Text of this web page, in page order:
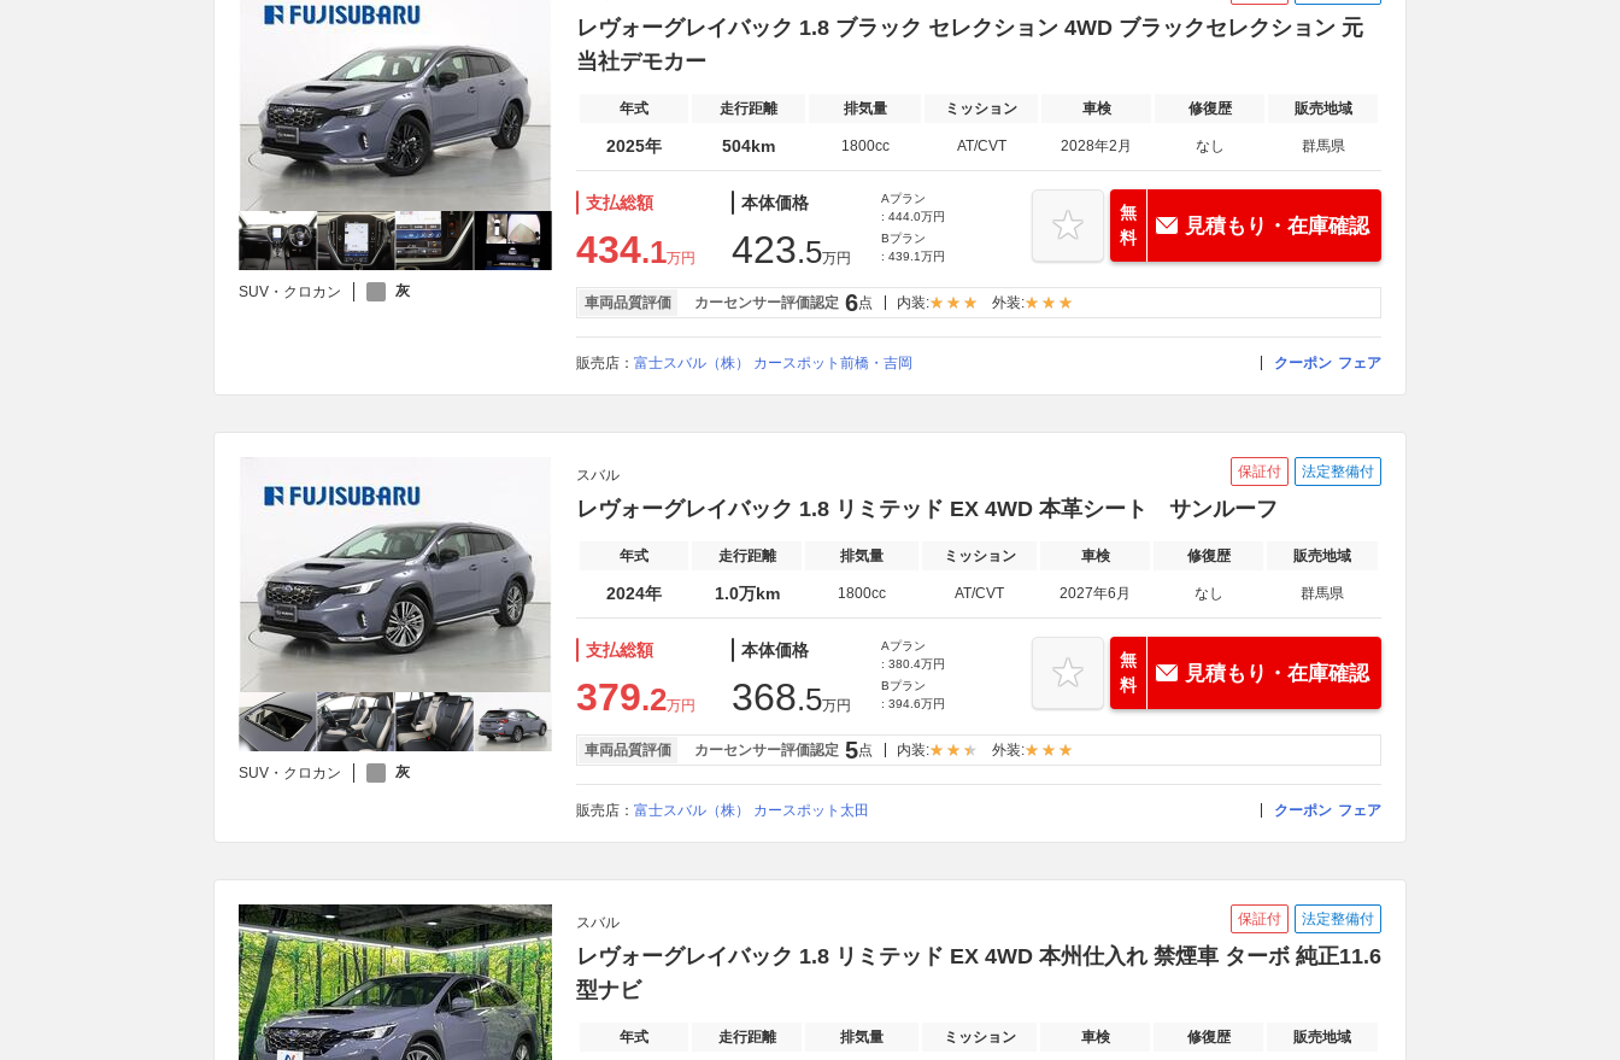
SUV・クロカン 灰
レヴォーグレイバック 1.8 ブラック セレクション 4WD ブラックセレクション 元
当社デモカー
年式 走行距離 排気量 ミッション 車検 修復歴 販売地域
2025年 504km 1800cc AT/CVT 2028年2月 なし 群馬県
支払総額
434.1万円
本体価格
423.5万円
Aプラン
: 444.0万円
Bプラン
: 439.1万円
無
料
見積もり・在庫確認
車両品質評価 カーセンサー評価認定 6点 内装: 外装:
販売店： 富士スバル（株） カースポット前橋・吉岡 クーポン フェア
SUV・クロカン 灰
スバル 保証付 法定整備付
レヴォーグレイバック 1.8 リミテッド EX 4WD 本革シート サンルーフ
年式 走行距離 排気量 ミッション 車検 修復歴 販売地域
2024年 1.0万km 1800cc AT/CVT 2027年6月 なし 群馬県
支払総額
379.2万円
本体価格
368.5万円
Aプラン
: 380.4万円
Bプラン
: 394.6万円
無
料
見積もり・在庫確認
車両品質評価 カーセンサー評価認定 5点 内装: 外装:
販売店： 富士スバル（株） カースポット太田 クーポン フェア
スバル 保証付 法定整備付
レヴォーグレイバック 1.8 リミテッド EX 4WD 本州仕入れ 禁煙車 ターボ 純正11.6
型ナビ
年式 走行距離 排気量 ミッション 車検 修復歴 販売地域